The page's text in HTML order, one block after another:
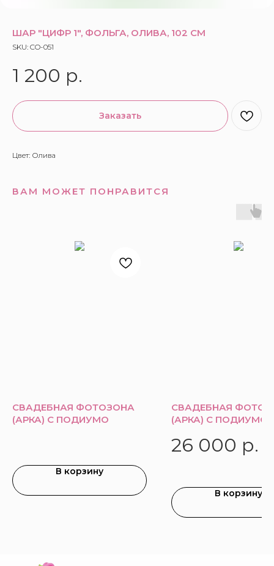
ШАР "ЦИФР 1", ФОЛЬГА, ОЛИВА, 102 СМ
SKU: CO-051
1 200 р.
Заказать
Цвет: Олива
ВАМ МОЖЕТ ПОНРАВИТСЯ
СВАДЕБНАЯ ФОТОЗОНА
(АРКА) С ПОДИУМО
В корзину
СВАДЕБНАЯ
(АРКА) С
26 000 р.
В корзину